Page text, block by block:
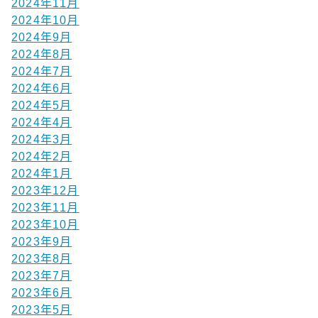
2024年11月
2024年10月
2024年9月
2024年8月
2024年7月
2024年6月
2024年5月
2024年4月
2024年3月
2024年2月
2024年1月
2023年12月
2023年11月
2023年10月
2023年9月
2023年8月
2023年7月
2023年6月
2023年5月